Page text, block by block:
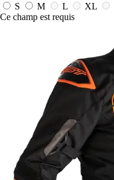
S
M L XL
Ce champ est requis